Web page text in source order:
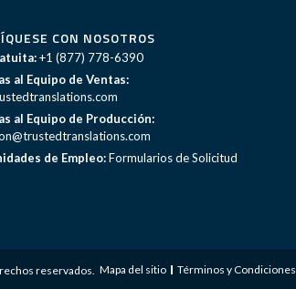
CON NOSOTROS
+1 (877) 778-6390
al Equipo de Ventas:
al Equipo de Producción:
de Empleo:Formularios de Solicitud
reservados. Mapa del sitio Términos y Condiciones